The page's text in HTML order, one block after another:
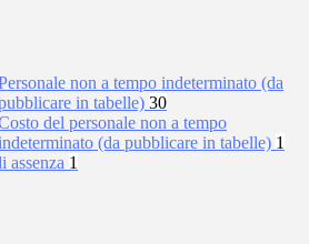
non a tempo indeterminato (da
in tabelle) 30
del personale non a tempo
(da pubblicare in tabelle) 1
assenza 1